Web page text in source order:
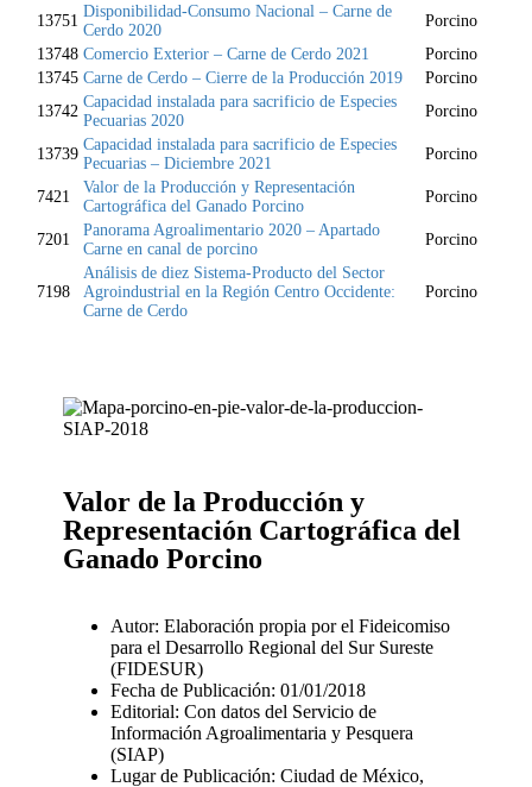
13751
Disponibilidad-Consumo Nacional – Carne de
Cerdo 2020
Porcino
13748 Comercio Exterior – Carne de Cerdo 2021
Porcino
13745 Carne de Cerdo – Cierre de la Producción 2019
Porcino
13742
Capacidad instalada para sacrificio de Especies
Pecuarias 2020
Porcino
13739
Capacidad instalada para sacrificio de Especies
Pecuarias – Diciembre 2021
Porcino
7421
Valor de la Producción y Representación
Cartográfica del Ganado Porcino
Porcino
7201
Panorama Agroalimentario 2020 – Apartado
Carne en canal de porcino
Porcino
7198
Análisis de diez Sistema-Producto del Sector
Agroindustrial en la Región Centro Occidente:
Carne de Cerdo
Porcino
Valor de la Producción y
Representación Cartográfica del
Ganado Porcino
Autor: Elaboración propia por el Fideicomiso
para el Desarrollo Regional del Sur Sureste
(FIDESUR)
Fecha de Publicación: 01/01/2018
Editorial: Con datos del Servicio de
Información Agroalimentaria y Pesquera
(SIAP)
Lugar de Publicación: Ciudad de México,